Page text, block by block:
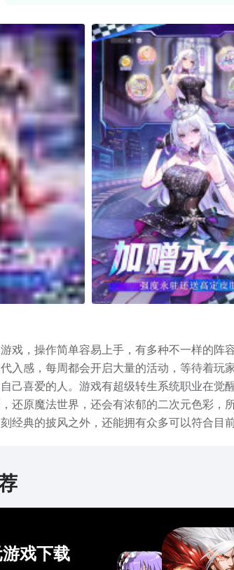
戏，操作简单容易上手，有多种不一样的
入感，每周都会开启大量的活动，等待着
己喜爱的人。游戏有超级转生系统职业在觉
还原魔法世界，还会有浓郁的二次元色彩
经典的披风之外，还能拥有众多可以符合
戏下载